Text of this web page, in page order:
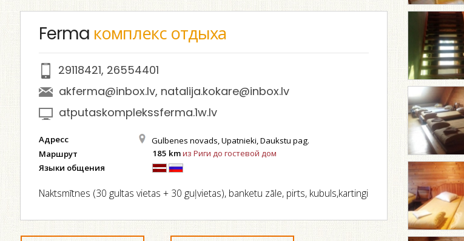
Ferma комплекс отдыха
29118421, 26554401
akferma@inbox.lv, natalija.kokare@inbox.lv
atputaskomplekssferma.1w.lv
Адресс Gulbenes novads, Upatnieki, Daukstu pag.
Маршрут 185 kmиз Риги до гостевой дом
Языки общения
Naktsmītnes (30 gultas vietas + 30 guļvietas), banketu zāle, pirts, kubuls,kartingi